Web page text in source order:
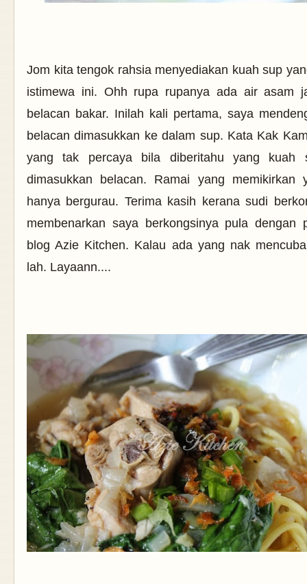
Jom kita tengok rahsia menyediakan kuah sup
istimewa ini. Ohh rupa rupanya ada air asam
belacan bakar. Inilah kali pertama, saya
belacan dimasukkan ke dalam sup. Kata Kak
yang tak percaya bila diberitahu yang kuah
dimasukkan belacan. Ramai yang memikirkan
hanya bergurau. Terima kasih kerana sudi
membenarkan saya berkongsinya pula dengan
blog Azie Kitchen. Kalau ada yang nak
lah. Layaann....